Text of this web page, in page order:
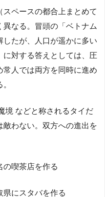
ペースの都合上まとめて
異なる。冒頭の「ベトナム
たが、人口が遥かに多い
対する答えとしては、圧
人では両方を同時に進め
境 などと称されるタイだ
わない。双方への進出を
の喫茶店を作る
県にスタバを作る